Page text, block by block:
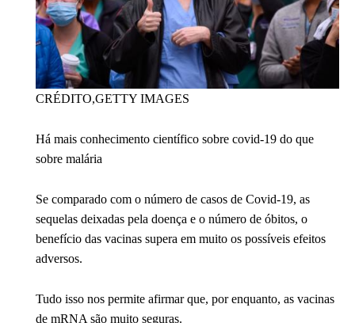
CRÉDITO,GETTY IMAGES
Há mais conhecimento científico sobre covid-19 do que
sobre malária
Se comparado com o número de casos de Covid-19, as
sequelas deixadas pela doença e o número de óbitos, o
benefício das vacinas supera em muito os possíveis efeitos
adversos.
Tudo isso nos permite afirmar que, por enquanto, as vacinas
de mRNA são muito seguras.